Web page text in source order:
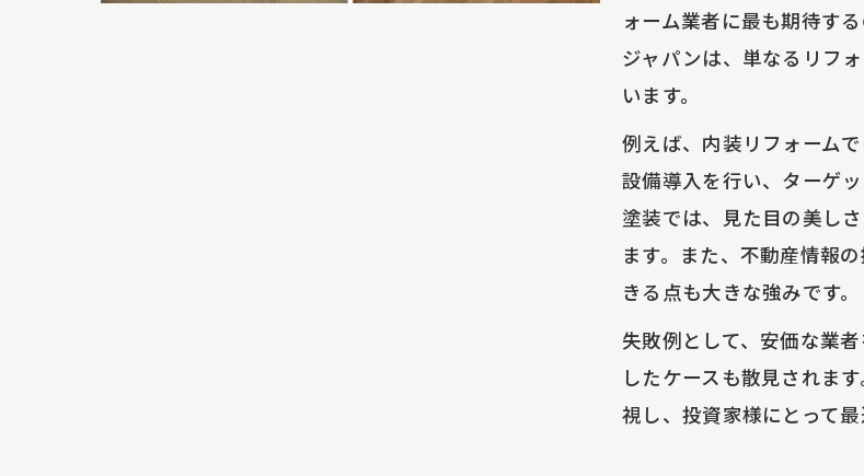
ォーム業者に最も期待す
ジャパンは、単なるリフ
います。
例えば、内装リフォーム
設備導入を行い、ターゲ
塗装では、見た目の美し
ます。また、不動産情報
きる点も大きな強みです。
失敗例として、安価な業
したケースも散見されま
視し、投資家様にとって